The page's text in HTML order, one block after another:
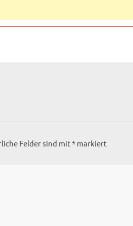
Felder sind mit* markiert